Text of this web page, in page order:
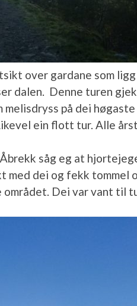
over gardane som ligg
dalen. Denne turen
på dei
ein flott tur. Alle
såg eg at
med dei og fekk tommel
området. Dei var vant til